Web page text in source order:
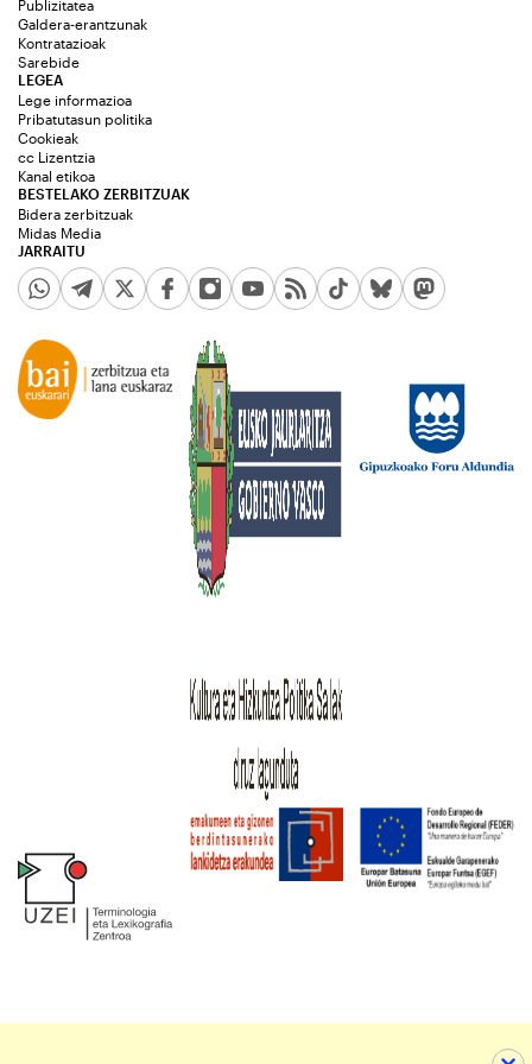
Publizitatea
Galdera-erantzunak
Kontratazioak
Sarebide
JARRAITU
LEGEA
Lege informazioa
Pribatutasun politika
Cookieak
cc Lizentzia
Kanal etikoa
BESTELAKO ZERBITZUAK
Bidera zerbitzuak
Midas Media